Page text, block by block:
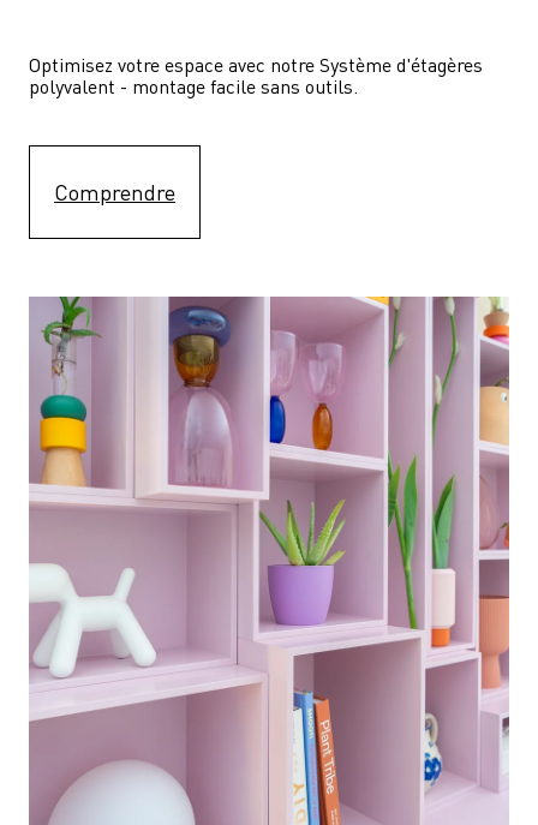
Optimisez votre espace avec notre Système d'étagères
polyvalent - montage facile sans outils.
Comprendre